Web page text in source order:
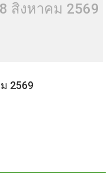
8 สิงหาคม 2569
2569